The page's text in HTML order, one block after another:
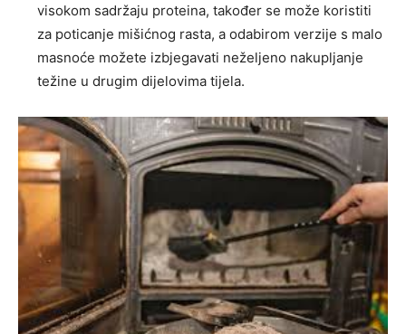
visokom sadržaju proteina, također se može koristiti
za poticanje mišićnog rasta, a odabirom verzije s malo
masnoće možete izbjegavati neželjeno nakupljanje
težine u drugim dijelovima tijela.